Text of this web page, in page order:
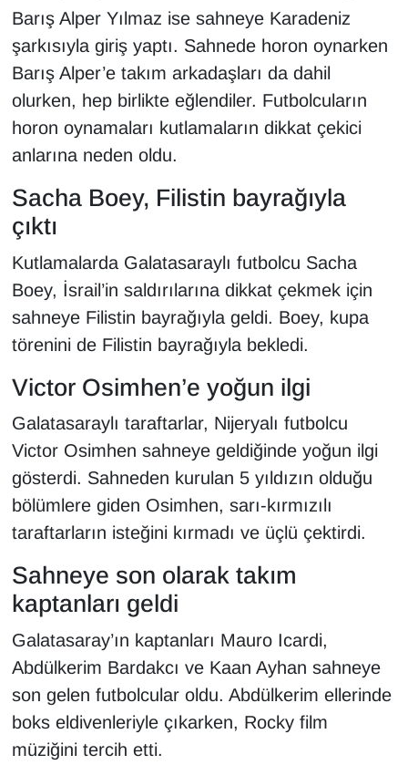
Barış Alper Yılmaz ise sahneye Karadeniz
şarkısıyla giriş yaptı. Sahnede horon oynarken
Barış Alper’e takım arkadaşları da dahil
olurken, hep birlikte eğlendiler. Futbolcuların
horon oynamaları kutlamaların dikkat çekici
anlarına neden oldu.
Sacha Boey, Filistin bayrağıyla
çıktı
Kutlamalarda Galatasaraylı futbolcu Sacha
Boey, İsrail’in saldırılarına dikkat çekmek için
sahneye Filistin bayrağıyla geldi. Boey, kupa
törenini de Filistin bayrağıyla bekledi.
Victor Osimhen’e yoğun ilgi
Galatasaraylı taraftarlar, Nijeryalı futbolcu
Victor Osimhen sahneye geldiğinde yoğun ilgi
gösterdi. Sahneden kurulan 5 yıldızın olduğu
bölümlere giden Osimhen, sarı-kırmızılı
taraftarların isteğini kırmadı ve üçlü çektirdi.
Sahneye son olarak takım
kaptanları geldi
Galatasaray’ın kaptanları Mauro Icardi,
Abdülkerim Bardakcı ve Kaan Ayhan sahneye
son gelen futbolcular oldu. Abdülkerim ellerinde
boks eldivenleriyle çıkarken, Rocky film
müziğini tercih etti.